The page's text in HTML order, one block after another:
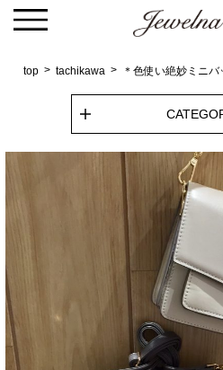
top tachikawa ＊色使い絶妙ミニバ